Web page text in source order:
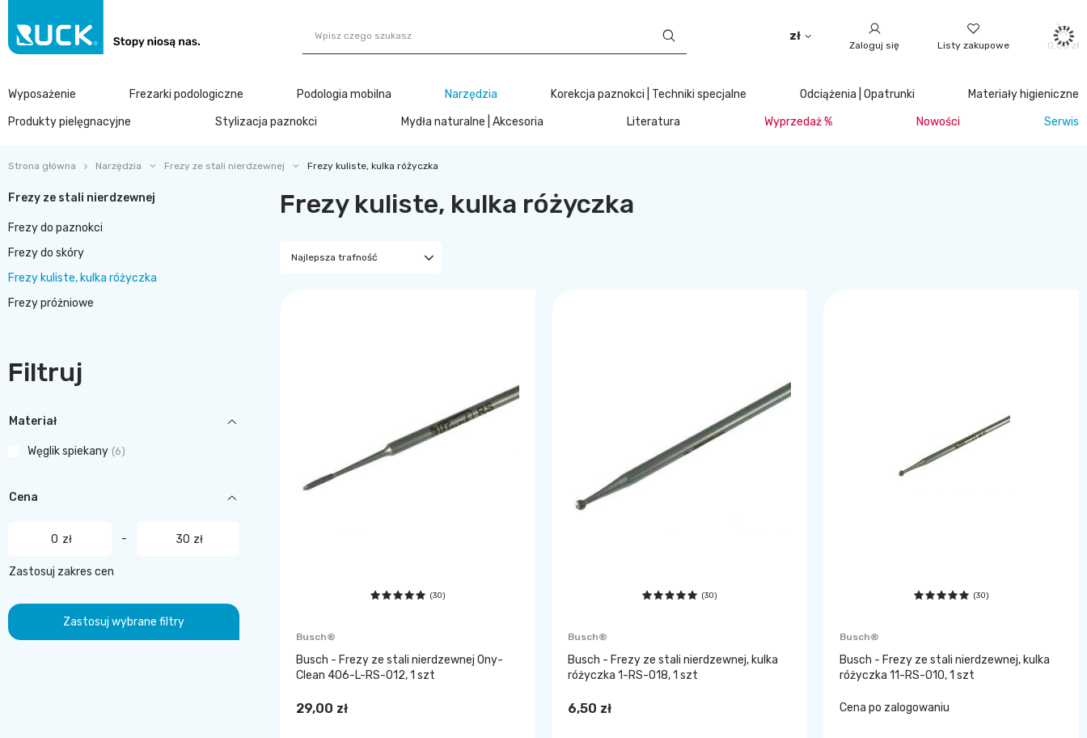
zł
Zaloguj się Listy zakupowe 0,00 zł
Wyposażenie Frezarki podologiczne Podologia mobilna Narzędzia Korekcja paznokci | Techniki specjalne Odciążenia | Opatrunki
Materiały higieniczne
Produkty pielęgnacyjne
Stylizacja paznokci Mydła naturalne | Akcesoria Literatura Wyprzedaż % Nowości Serwis
Strona główna Narzędzia Frezy ze stali nierdzewnej Frezy kuliste, kulka różyczka
Frezy ze stali nierdzewnej
Frezy do paznokci
Frezy do skóry
Frezy kuliste, kulka różyczka
Frezy próżniowe
Filtruj
Materiał
Węglik spiekany 6
Cena
zł - zł
Zastosuj zakres cen
Zastosuj wybrane filtry
Frezy kuliste, kulka różyczka
Najlepsza trafność
(30)
Busch®
Busch - Frezy ze stali nierdzewnej Ony-
Clean 406-L-RS-012, 1 szt
29,00 zł
(30)
Busch®
Busch - Frezy ze stali nierdzewnej, kulka
różyczka 1-RS-018, 1 szt
6,50 zł
(30)
Busch®
Busch - Frezy ze stali nierdzewnej, kulka
różyczka 11-RS-010, 1 szt
Cena po zalogowaniu